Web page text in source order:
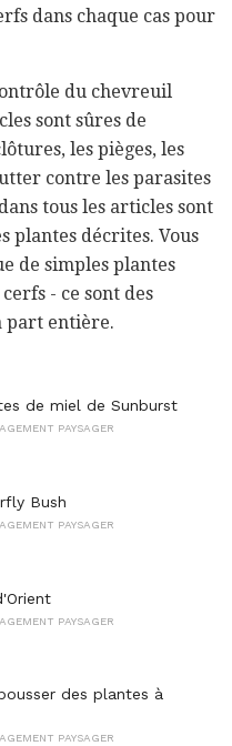
dans chaque cas pour
du chevreuil
sont sûres de
les pièges, les
contre les parasites
tous les articles sont
plantes décrites. Vous
de simples plantes
- ce sont des
part entière.
de miel de Sunburst
PAYSAGER
Bush
PAYSAGER
PAYSAGER
des plantes à
PAYSAGER